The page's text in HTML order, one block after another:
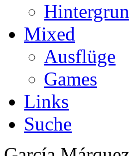
Mixed
Ausflüge
Games
Links
Suche